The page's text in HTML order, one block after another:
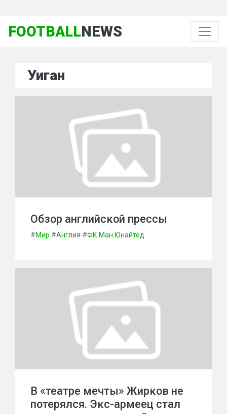
FOOTBALLNEWS
Уиган
Обзор английской прессы
#Мир #Англия #ФК Ман.Юнайтед
В «театре мечты» Жирков не
потерялся. Экс-армеец стал